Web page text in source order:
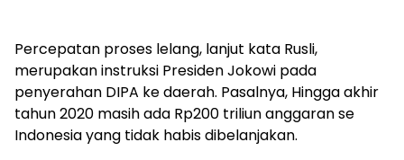
Percepatan proses lelang, lanjut kata Rusli,
merupakan instruksi Presiden Jokowi pada
penyerahan DIPA ke daerah. Pasalnya, Hingga akhir
tahun 2020 masih ada Rp200 triliun anggaran se
Indonesia yang tidak habis dibelanjakan.